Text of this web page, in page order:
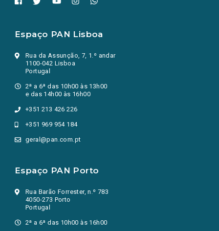
Espaço PAN Lisboa
Rua da Assunção, 7, 1.º andar
1100-042 Lisboa
Portugal
2ª a 6ª das 10h00 às 13h00
e das 14h00 às 16h00
+351 213 426 226
+351 969 954 184
geral@pan.com.pt
Espaço PAN Porto
Rua Barão Forrester, n.º 783
4050-273 Porto
Portugal
2ª a 6ª das 10h00 às 16h00